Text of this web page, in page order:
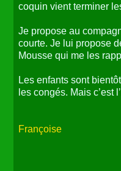
coquin vient terminer
Je propose au
courte. Je lui propose
Mousse qui me les
Les enfants sont
les congés. Mais c’est
Françoise